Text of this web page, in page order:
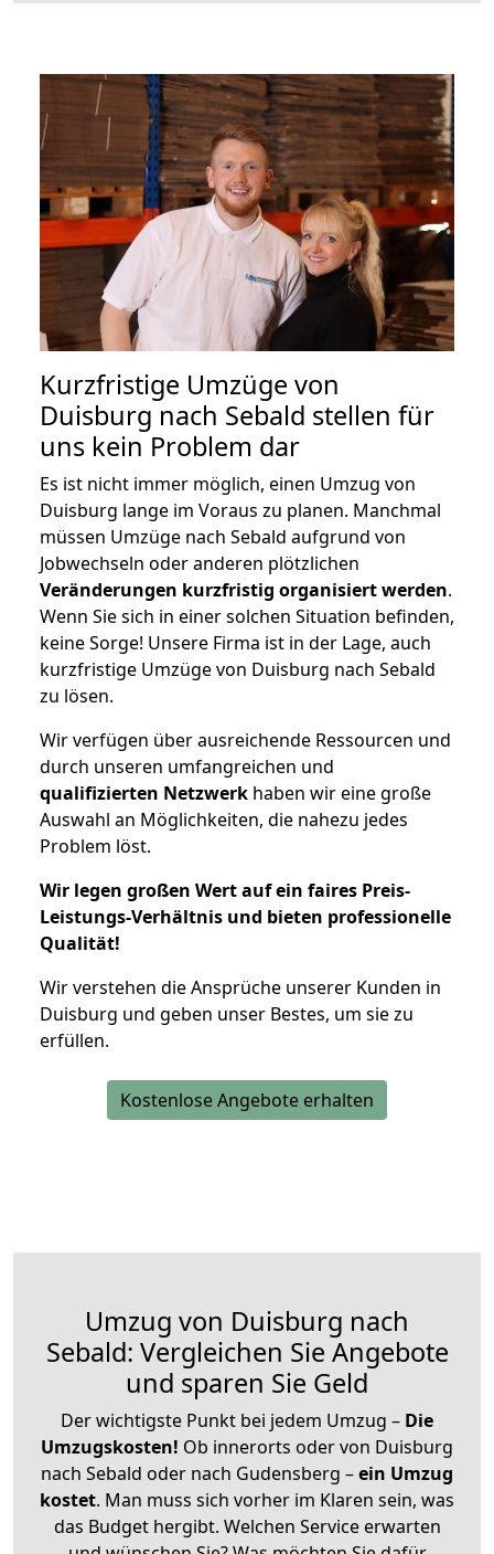
Kurzfristige Umzüge von
Duisburg nach Sebald stellen für
uns kein Problem dar
Es ist nicht immer möglich, einen Umzug von
Duisburg lange im Voraus zu planen. Manchmal
müssen Umzüge nach Sebald aufgrund von
Jobwechseln oder anderen plötzlichen
Veränderungen kurzfristig organisiert werden.
Wenn Sie sich in einer solchen Situation befinden,
keine Sorge! Unsere Firma ist in der Lage, auch
kurzfristige Umzüge von Duisburg nach Sebald
zu lösen.
Wir verfügen über ausreichende Ressourcen und
durch unseren umfangreichen und
qualifizierten Netzwerk haben wir eine große
Auswahl an Möglichkeiten, die nahezu jedes
Problem löst.
Wir legen großen Wert auf ein faires Preis-
Leistungs-Verhältnis und bieten professionelle
Qualität!
Wir verstehen die Ansprüche unserer Kunden in
Duisburg und geben unser Bestes, um sie zu
erfüllen.
Kostenlose Angebote erhalten
Umzug von Duisburg nach
Sebald: Vergleichen Sie Angebote
und sparen Sie Geld
Der wichtigste Punkt bei jedem Umzug – Die
Umzugskosten! Ob innerorts oder von Duisburg
nach Sebald oder nach Gudensberg –ein Umzug
kostet. Man muss sich vorher im Klaren sein, was
das Budget hergibt. Welchen Service erwarten